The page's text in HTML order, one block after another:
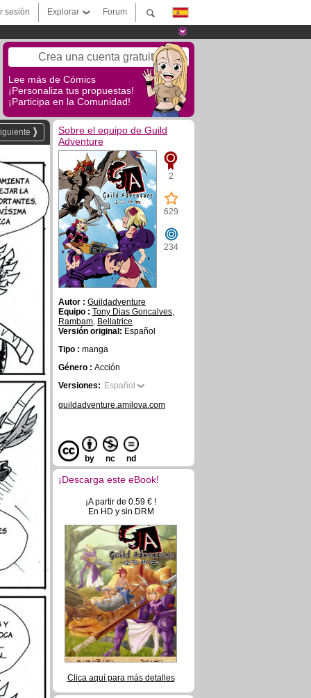
Forum
Explorar
sesión
Crea una cuenta gratuita
Lee más de Cómics
¡Personaliza tus propuestas!
¡Participa en la Comunidad!
Sobre el equipo de Guild
Adventure
2
629
234
Autor : Guildadventure
Equipo : Tony Dias Goncalves,
Rambam, Bellatrice
Versión original: Español
Tipo : manga
Género : Acción
Versiones: Español
guildadventure.amilova.com
by nc nd
¡Descarga este eBook!
¡A partir de 0.59 € !
En HD y sin DRM
Clica aquí para más detalles